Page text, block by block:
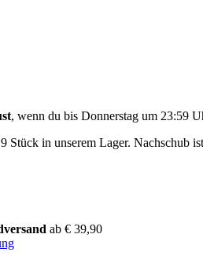
, wenn du bis Donnerstag um 23:59
Stück in unserem Lager. Nachschub
ab € 39,90